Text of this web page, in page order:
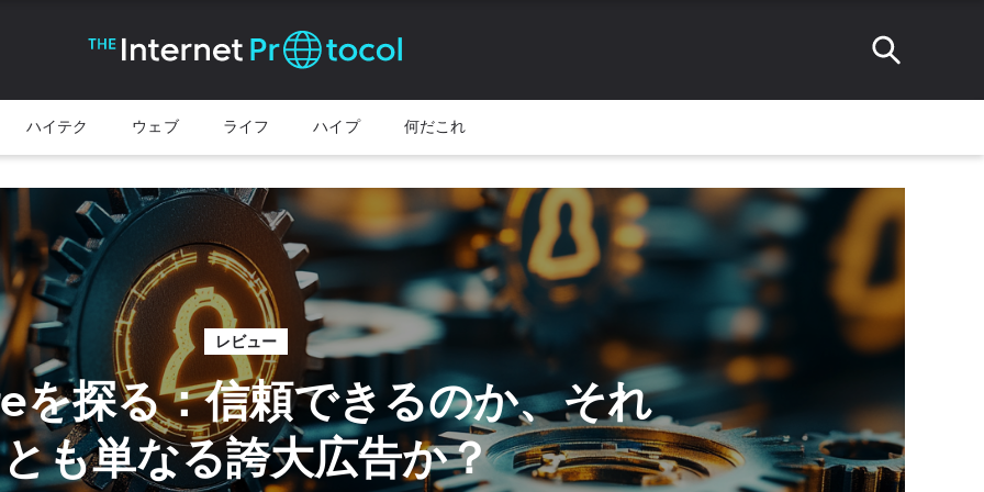
ハイテク ウェブ ライフ ハイプ 何だこれ
レビュー
を探る：信頼できるのか、それ
とも単なる誇大広告か？